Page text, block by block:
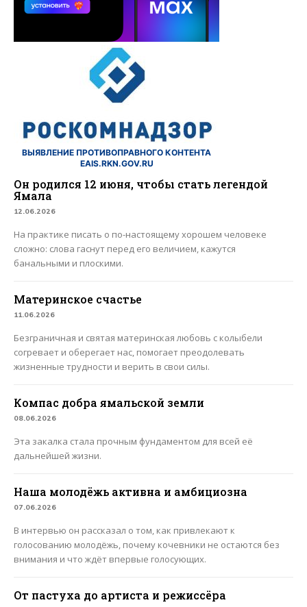
ВЫЯВЛЕНИЕ ПРОТИВОПРАВНОГО КОНТЕНТА
EAIS.RKN.GOV.RU
Он родился 12 июня, чтобы стать легендой
Ямала
12.06.2026
На практике писать о по-настоящему хорошем человеке
сложно: слова гаснут перед его величием, кажутся
банальными и плоскими.
Материнское счастье
11.06.2026
Безграничная и святая материнская любовь с колыбели
согревает и оберегает нас, помогает преодолевать
жизненные трудности и верить в свои силы.
Компас добра ямальской земли
08.06.2026
Эта закалка стала прочным фундаментом для всей её
дальнейшей жизни.
Наша молодёжь активна и амбициозна
07.06.2026
В интервью он рассказал о том, как привлекают к
голосованию молодёжь, почему кочевники не остаются без
внимания и что ждёт впервые голосующих.
От пастуха до артиста и режиссёра